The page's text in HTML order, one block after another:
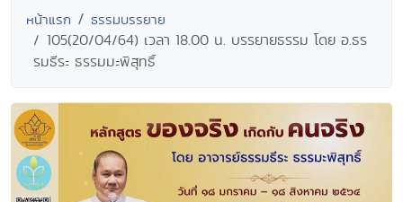
หน้าแรก ธรรมบรรยาย
105(20/04/64) เวลา 18.00 น. บรรยายธรรม โดย อ.ธร
รมธีระ ธรรมมะพิสุทธิ์